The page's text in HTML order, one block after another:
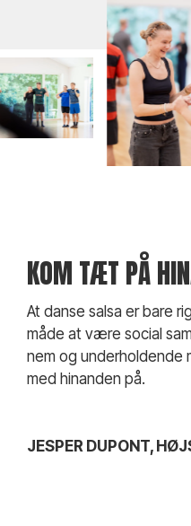
KOM TÆT PÅ
At danse salsa er bare
måde at være social
nem og underholdende
med hinanden på.
JESPER DUPONT,